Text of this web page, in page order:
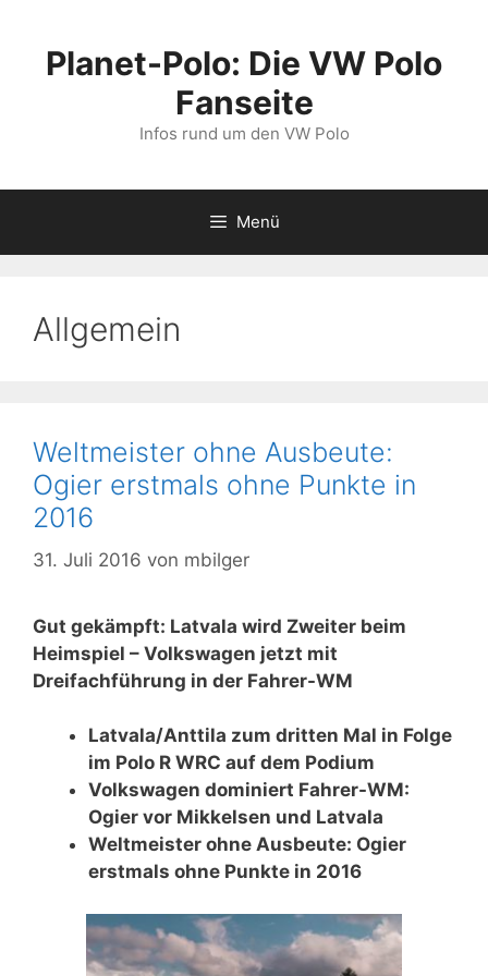
springenPlanet-Polo: Die VW Polo
Fanseite
Infos rund um den VW Polo
Menü
Allgemein
Weltmeister ohne Ausbeute:
Ogier erstmals ohne Punkte in
2016
31. Juli 2016 von mbilger
Gut gekämpft: Latvala wird Zweiter beim
Heimspiel – Volkswagen jetzt mit
Dreifachführung in der Fahrer-WM
Latvala/Anttila zum dritten Mal in Folge
im Polo R WRC auf dem Podium
Volkswagen dominiert Fahrer-WM:
Ogier vor Mikkelsen und Latvala
Weltmeister ohne Ausbeute: Ogier
erstmals ohne Punkte in 2016